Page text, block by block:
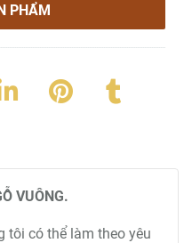
PHẨM
VUÔNG.
tôi có thể làm theo yêu